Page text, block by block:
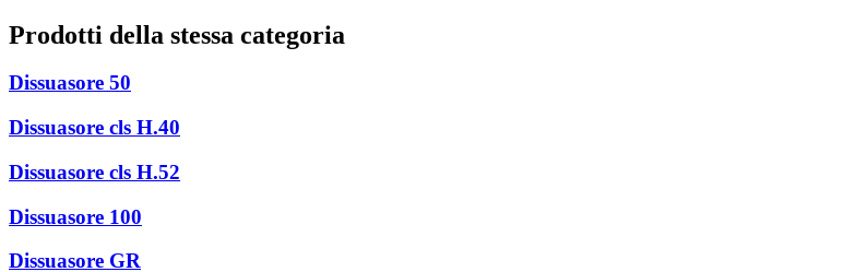
Prodotti della stessa categoria
Dissuasore 50
Dissuasore cls H.40
Dissuasore cls H.52
Dissuasore 100
Dissuasore GR